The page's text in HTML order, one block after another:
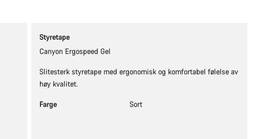
Styretape
Canyon Ergospeed Gel
Slitesterk styretape med ergonomisk og komfortabel følelse av
høy kvalitet.
Farge Sort